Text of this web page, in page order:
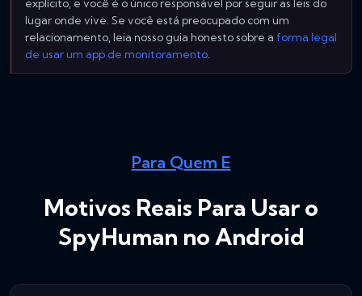
explícito, e você é o único responsável por seguir as leis do
lugar onde vive. Se você está preocupado com um
relacionamento, leia nosso guia honesto sobre a forma legal
de usar um app de monitoramento
Para Quem E
Motivos Reais Para Usar o
SpyHuman no Android